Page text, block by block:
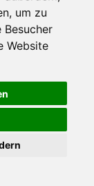
um zu
Besucher
Website
весь функционал
и, при желании,
сайтом, Вы